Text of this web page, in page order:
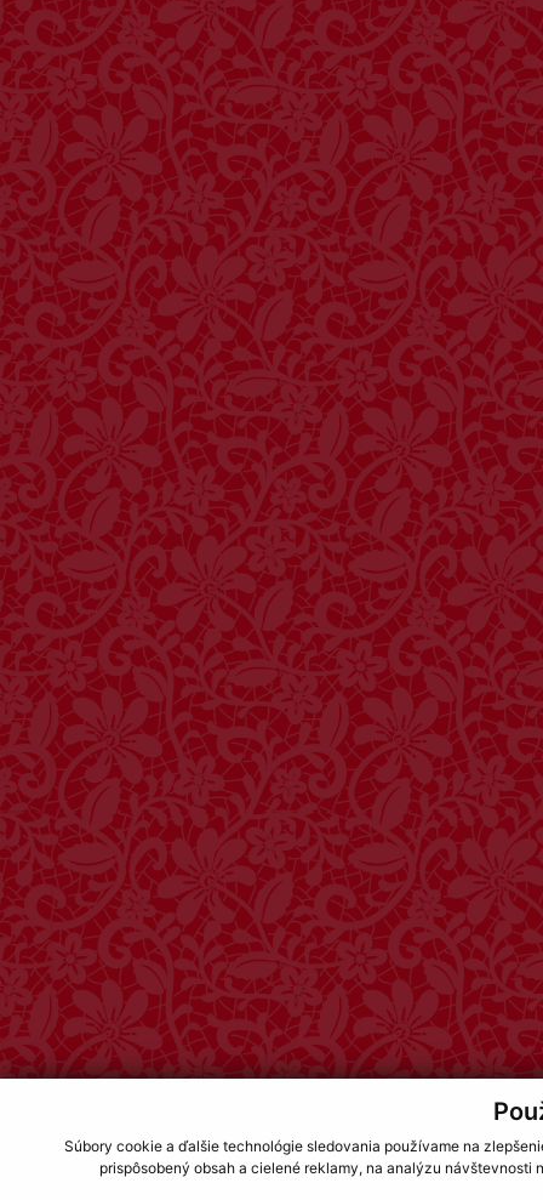
Súbory cookie a ďalšie technológie sledovania používame na
prispôsobený obsah a cielené reklamy, na analýzu